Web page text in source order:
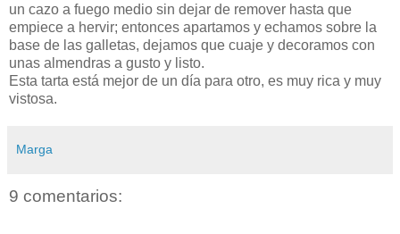
un cazo a fuego medio sin dejar de remover hasta que
empiece a hervir; entonces apartamos y echamos sobre la
base de las galletas, dejamos que cuaje y decoramos con
unas almendras a gusto y listo.
Esta tarta está mejor de un día para otro, es muy rica y muy
vistosa.
Marga
9 comentarios: